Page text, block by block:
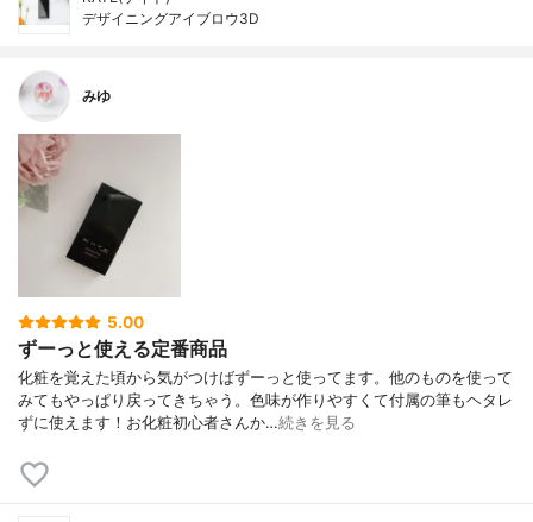
デザイニングアイブロウ3D
みゆ
5.00
ずーっと使える定番商品
化粧を覚えた頃から気がつけばずーっと使ってます。他のものを使って
みてもやっぱり戻ってきちゃう。色味が作りやすくて付属の筆もヘタレ
ずに使えます！お化粧初心者さんか…続きを見る